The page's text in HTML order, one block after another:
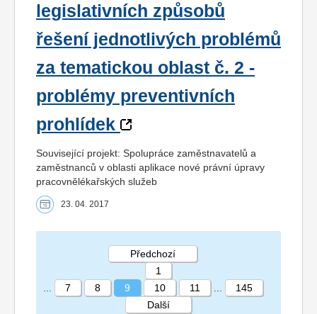
legislativních způsobů
řešení jednotlivých problémů
za tematickou oblast č. 2 -
problémy preventivních
prohlídek
Související projekt: Spolupráce zaměstnavatelů a
zaměstnanců v oblasti aplikace nové právní úpravy
pracovnělékařských služeb
23. 04. 2017
STRÁNKA 9 145
Předchozí
1
7 8 9 10 11
145
Další